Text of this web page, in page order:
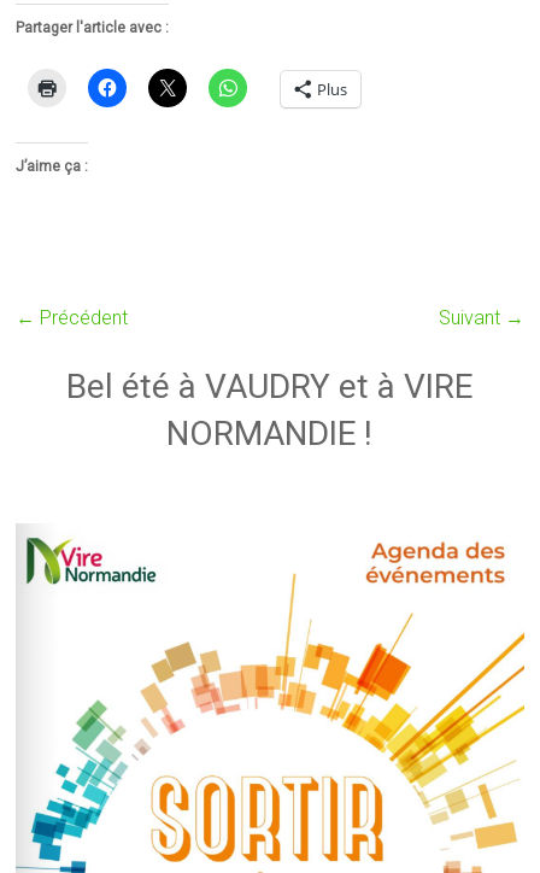
Partager l'article avec :
Plus
J’aime ça :
← Précédent Suivant →
Bel été à VAUDRY et à VIRE
NORMANDIE !